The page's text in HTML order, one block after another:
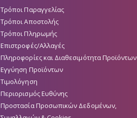
Τρόποι Παραγγελίας
Τρόποι Αποστολής
Τρόποι Πληρωμής
Επιστροφές/Αλλαγές
Πληροφορίες και Διαθεσιμότητα Προϊόντων
Εγγύηση Προϊόντων
Τιμολόγηση
Περιορισμός Ευθύνης
Προστασία Προσωπικών Δεδομένων,